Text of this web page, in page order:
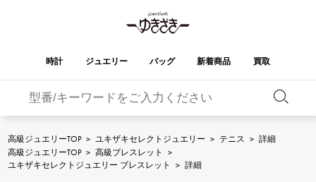
時計 ジュエリー バッグ 新着商品 買取
OMEGA
オメガ ブライトリング
YUKIZAKI
ジュエリー
ジュエリー
バーキン オータクロア
ケリー
高級ジュエリーTOP > ユキザキセレクトジュエリー > テニス > 詳細
高級ジュエリーTOP > 高級ブレスレット
>
ユキザキセレクトジュエリー ブレスレット
> 詳細